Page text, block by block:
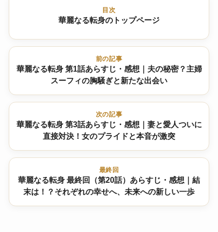
目次
華麗なる転身のトップページ
前の記事
華麗なる転身 第1話あらすじ・感想｜夫の秘密？主婦
スーフィの胸騒ぎと新たな出会い
次の記事
華麗なる転身 第3話あらすじ・感想｜妻と愛人ついに
直接対決！女のプライドと本音が激突
最終回
華麗なる転身 最終回（第20話）あらすじ・感想｜結
末は！？それぞれの幸せへ、未来への新しい一歩